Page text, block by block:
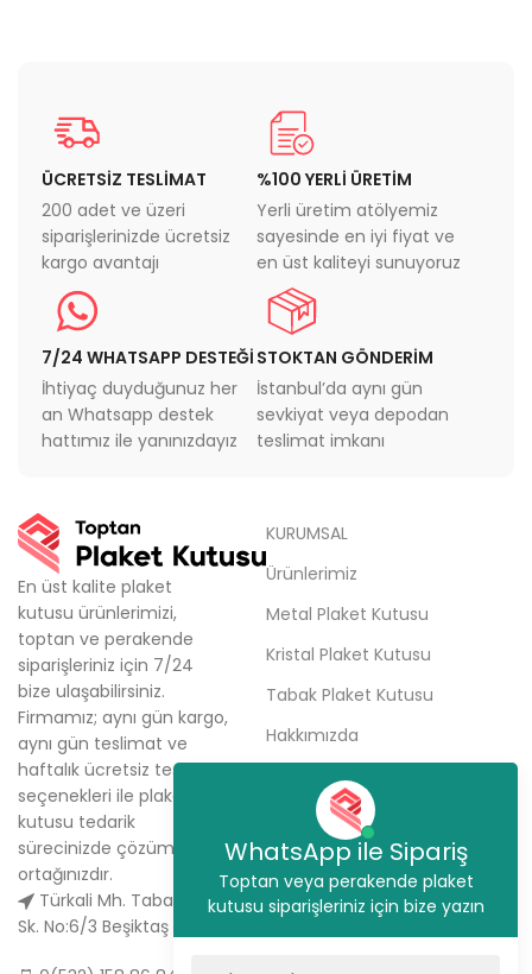
ÜCRETSİZ TESLİMAT
200 adet ve üzeri
siparişlerinizde ücretsiz
kargo avantajı
%100 YERLİ ÜRETİM
Yerli üretim atölyemiz
sayesinde en iyi fiyat ve
en üst kaliteyi sunuyoruz
7/24 WHATSAPP DESTEĞİ
İhtiyaç duyduğunuz her
an Whatsapp destek
hattımız ile yanınızdayız
STOKTAN GÖNDERİM
İstanbul’da aynı gün
sevkiyat veya depodan
teslimat imkanı
En üst kalite plaket
kutusu ürünlerimizi,
toptan ve perakende
siparişleriniz için 7/24
bize ulaşabilirsiniz.
Firmamız; aynı gün kargo,
aynı gün teslimat ve
haftalık ücretsiz teslimat
seçenekleri ile plaket
kutusu tedarik
sürecinizde çözüm
ortağınızdır.
Türkali Mh. Tabakçı Hüseyin
Sk. No:6/3 Beşiktaş / İstanbul
KURUMSAL
Ürünlerimiz
Metal Plaket Kutusu
Kristal Plaket Kutusu
Tabak Plaket Kutusu
Hakkımızda
Sipariş Ver
İletişim
WhatsApp ile Sipariş
Toptan veya perakende plaket
kutusu siparişleriniz için bize yazın